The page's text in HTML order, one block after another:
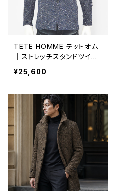
TETE HOMME テットオム
｜ストレッチスタンドツイー
ドジャケット メンズ 102523
1021 ネイビー
¥25,600